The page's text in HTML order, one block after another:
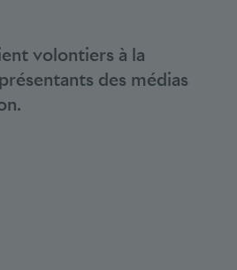
volontiers à la
des médias